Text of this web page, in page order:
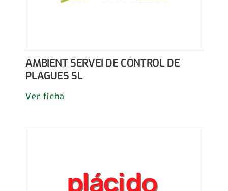
AMBIENT SERVEI DE CONTROL DE
PLAGUES SL
Ver ficha